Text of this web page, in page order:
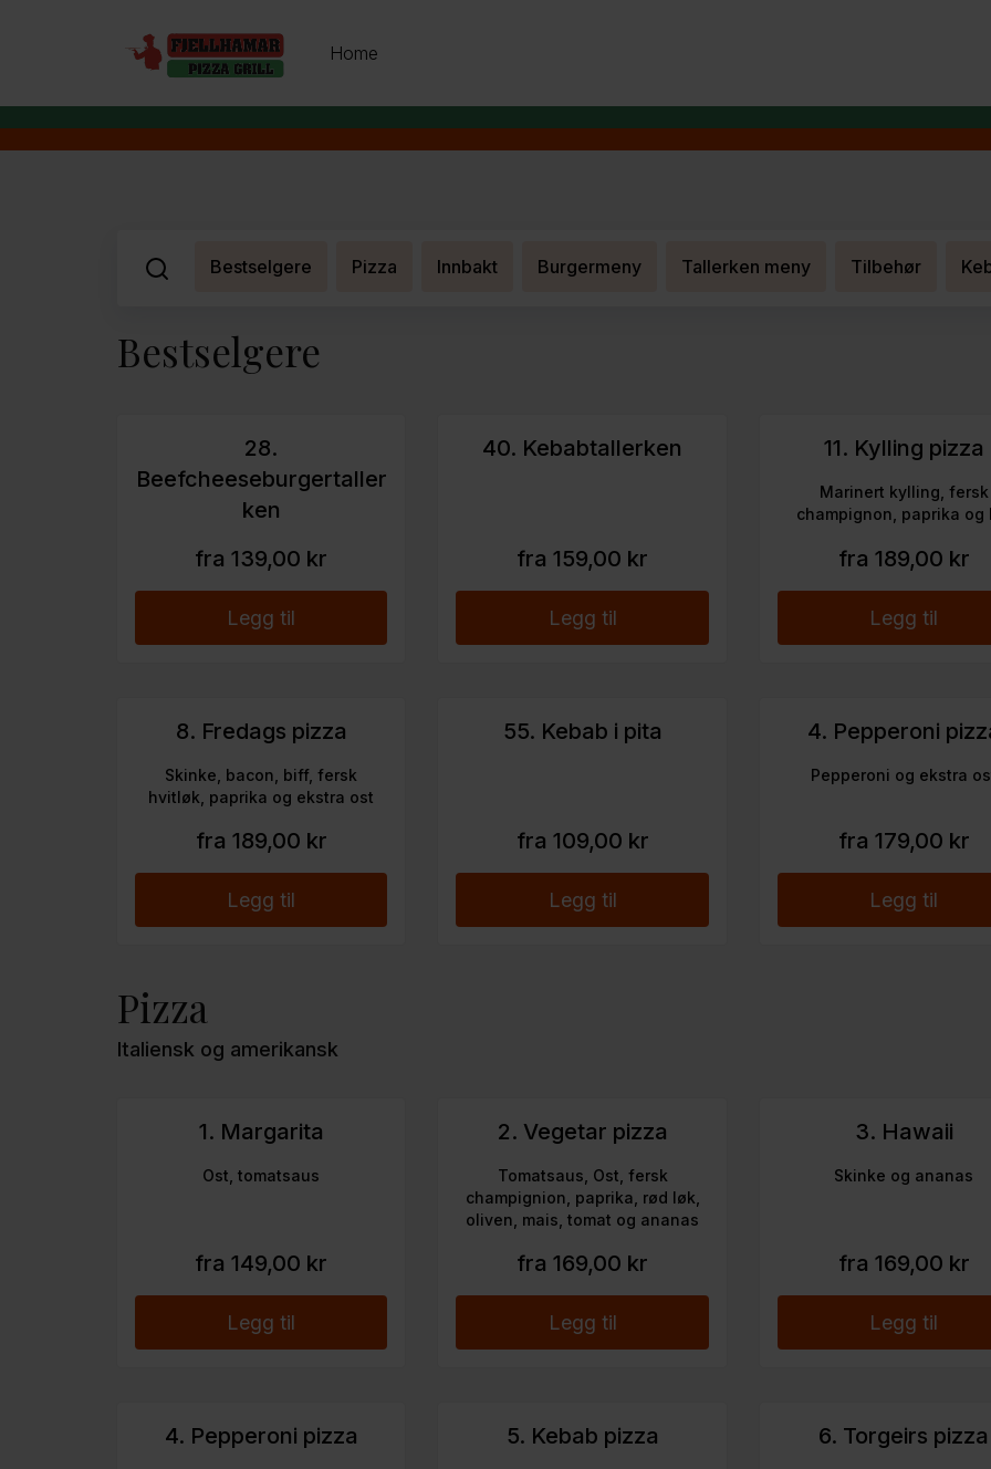
Home
Bestselgere Pizza Innbakt Burgermeny Tallerken meny Tilbehør
Bestselgere
28.
Beefcheeseburgertaller
ken
fra 139,00 kr
Legg til
40. Kebabtallerken
fra 159,00 kr
Legg til
11. Kylling pizza
Marinert kylling, fersk
champignon, paprika og
fra 189,00 kr
Legg til
8. Fredags pizza
Skinke, bacon, biff, fersk
hvitløk, paprika og ekstra ost
fra 189,00 kr
Legg til
55. Kebab i pita
fra 109,00 kr
Legg til
4. Pepperoni
Pepperoni og ekstra
fra 179,00 kr
Legg til
Pizza
Italiensk og amerikansk
1. Margarita
Ost, tomatsaus
fra 149,00 kr
Legg til
2. Vegetar pizza
Tomatsaus, Ost, fersk
champignion, paprika, rød løk,
oliven, mais, tomat og ananas
fra 169,00 kr
Legg til
3. Hawaii
Skinke og ananas
fra 169,00 kr
Legg til
4. Pepperoni pizza 5. Kebab pizza 6. Torgeirs pizza